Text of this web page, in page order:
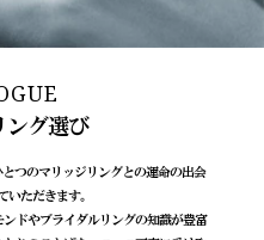
ング選び
つのマリッジリングとの運命の出会
いただきます。
ドやブライダルリングの知識が豊富